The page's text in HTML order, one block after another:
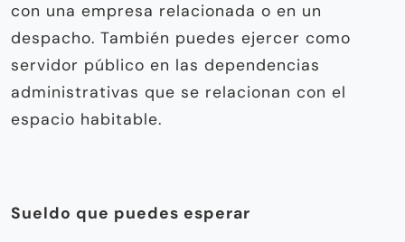
con una empresa re­lacionada o en un
despacho. También puedes ejercer como
servidor público en las dependencias
administrativas que se relacionan con el
espacio habitable.
Sueldo que puedes esperar